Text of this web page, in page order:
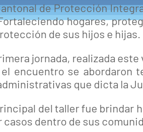
de Protección
hogares,
de sus hijos e hijas.
jornada, realizada
encuentro se abordaron
que dicta la
del taller fue brindar
casos dentro de sus